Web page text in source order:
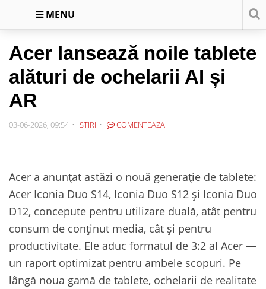
MENU
Acer lansează noile tablete
alături de ochelarii AI și
AR
03-06-2026, 09:54 STIRI COMENTEAZA
Acer a anunțat astăzi o nouă generație de tablete:
Acer Iconia Duo S14, Iconia Duo S12 și Iconia Duo
D12, concepute pentru utilizare duală, atât pentru
consum de conținut media, cât și pentru
productivitate. Ele aduc formatul de 3:2 al Acer —
un raport optimizat pentru ambele scopuri. Pe
lângă noua gamă de tablete, ochelarii de realitate